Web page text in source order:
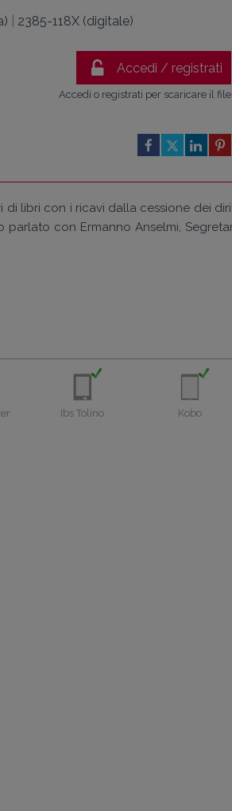
2385-118X (digitale)
Accedi / registrati
Accedi o registrati per scaricare il file
libri con i ricavi dalla cessione dei
con Ermanno Anselmi,
Ibs Tolino Kobo